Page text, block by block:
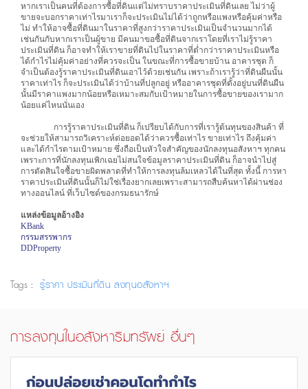
หากเราเป็นคนที่ต้องการซื้อที่ดินแต่ไม่ทราบราคาประเมินที่ดินเลย ไม่ว่าผู้
ขายจะบอกราคาเท่าไรมาเราก็จะประเมินไม่ได้ว่าถูกหรือแพงหรือคุ้มค่าหรือ
ไม่ ทำให้อาจซื้อที่ดินมาในราคาที่สูงกว่าราคาประเมินเป็นจำนวนมากได้
เช่นกันกับหากเราเป็นผู้ขาย มีคนมาขอซื้อที่ดินจากเราโดยที่เราไม่รู้ราคา
ประเมินที่ดิน ก็อาจทำให้เราขายที่ดินไปในราคาที่ต่ำกว่าราคาประเมินหรือ
ได้กำไรไม่คุ้มค่าอย่างที่ควรจะเป็น ในขณะที่การซื้อขายบ้าน อาคารชุด ก็
จำเป็นต้องรู้ราคาประเมินที่ดินเอาไว้ด้วยเช่นกัน เพราะถ้าเรารู้ว่าที่ดินผืนนั้น
ราคาเท่าไร ก็จะประเมินได้ว่าบ้านที่ปลูกอยู่ หรืออาคารชุดที่ตั้งอยู่บนที่ดินผืน
นั้นมีราคาแพงมากน้อยหรือเหมาะสมกับเป้าหมายในการซื้อขายของเรามาก
น้อยแค่ไหนนั่นเอง
การรู้ราคาประเมินที่ดิน ก็เปรียบได้กับการที่เรารู้ต้นทุนของสินค้า ที่
จะช่วยให้สามารถวิเคราะห์ต่อยอดได้ว่าควรซื้อเท่าไร ขายเท่าไร ถึงคุ้มค่า
และได้กำไรตามเป้าหมาย ซึ่งถือเป็นหัวใจสำคัญของนักลงทุนอสังหาฯ ทุกคน
เพราะการที่นักลงทุนเพิกเฉยไม่สนใจข้อมูลราคาประเมินที่ดิน ก็อาจนำไปสู่
การตัดสินใจซื้อขายผิดพลาดที่ทำให้การลงทุนล้มเหลวได้ในที่สุด ทั้งนี้ การหา
ราคาประเมินที่ดินนั้นก็ไม่ใช่เรื่องยากเลยเพราะสามารถสืบค้นหาได้ผ่านช่อง
ทางออนไลน์ ที่เว็บไซต์ของกรมธนารักษ์
แหล่งข้อมูลอ้างอิง
KBank
กรรมสรรพากร
DDProperty
Tags : รู้ราคา ประเมินที่ดิน ลงทุนอสังหาฯ
การลงทุนในอสังหาริมทรัพย์ อื่นๆ